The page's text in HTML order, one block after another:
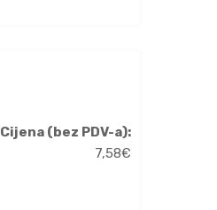
Cijena (bez PDV-a):
7,58€